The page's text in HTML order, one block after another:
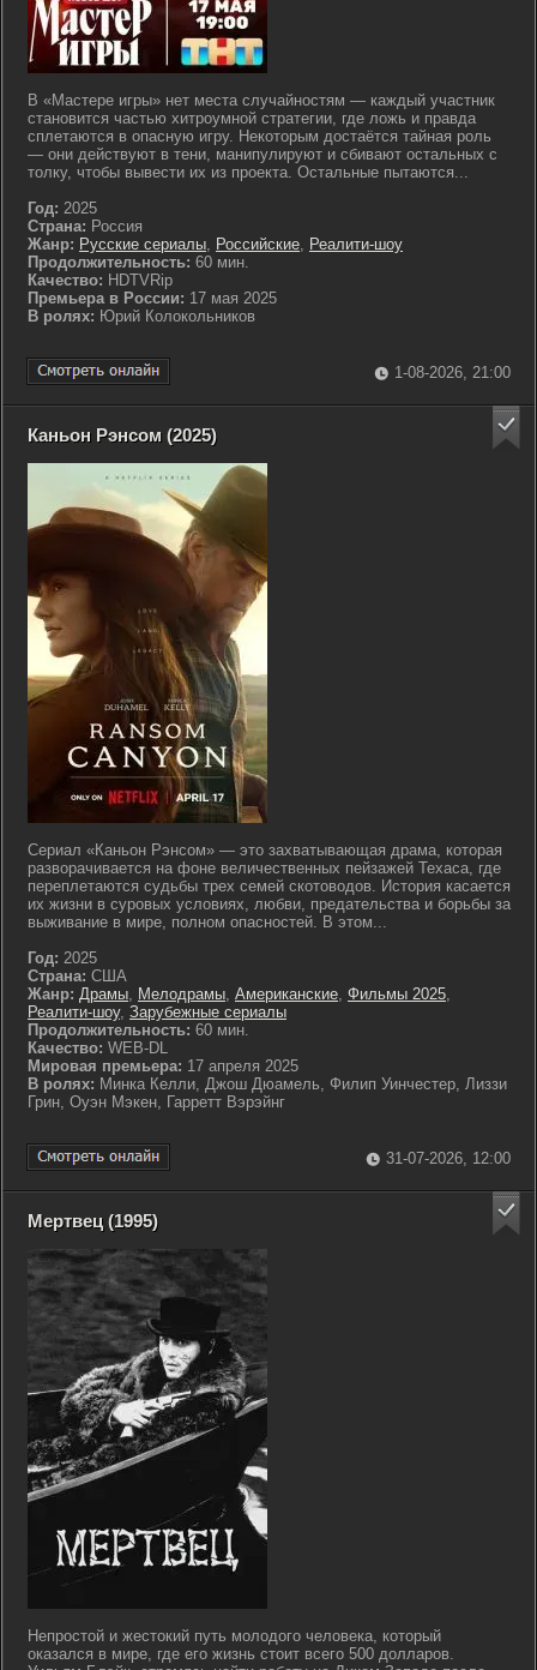
В «Мастере игры» нет места случайностям — каждый участник
становится частью хитроумной стратегии, где ложь и правда
сплетаются в опасную игру. Некоторым достаётся тайная роль
— они действуют в тени, манипулируют и сбивают остальных с
толку, чтобы вывести их из проекта. Остальные пытаются...
Год: 2025
Страна: Россия
Жанр: Русские сериалы, Российские, Реалити-шоу
Продолжительность: 60 мин.
Качество: HDTVRip
Премьера в России: 17 мая 2025
В ролях: Юрий Колокольников
1-08-2026, 21:00
Каньон Рэнсом (2025)
Сериал «Каньон Рэнсом» — это захватывающая драма, которая
разворачивается на фоне величественных пейзажей Техаса, где
переплетаются судьбы трех семей скотоводов. История касается
их жизни в суровых условиях, любви, предательства и борьбы за
выживание в мире, полном опасностей. В этом...
Год: 2025
Страна: США
Жанр: Драмы, Мелодрамы, Американские, Фильмы 2025,
Реалити-шоу, Зарубежные сериалы
Продолжительность: 60 мин.
Качество: WEB-DL
Мировая премьера: 17 апреля 2025
В ролях: Минка Келли, Джош Дюамель, Филип Уинчестер, Лиззи
Грин, Оуэн Мэкен, Гарретт Вэрэйнг
31-07-2026, 12:00
Мертвец (1995)
Непростой и жестокий путь молодого человека, который
оказался в мире, где его жизнь стоит всего 500 долларов.